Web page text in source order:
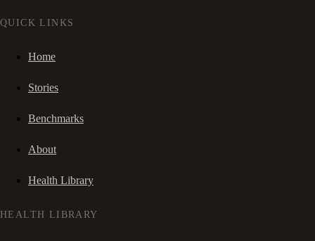
QUICK LINKS
Home
Stories
Benchmarks
About
Health Library
HEALTH LIBRARY